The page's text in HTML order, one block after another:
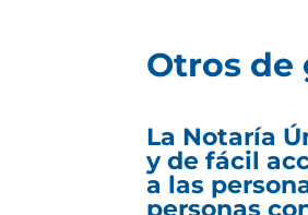
Otros de
La Notaría
y de fácil
a las
personas